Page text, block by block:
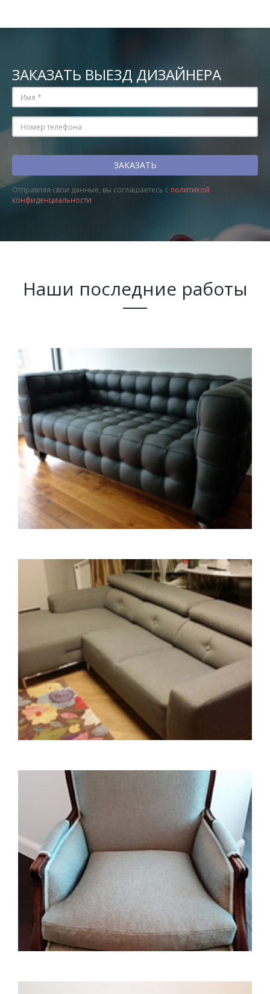
ЗАКАЗАТЬ ВЫЕЗД ДИЗАЙНЕРА
Отправляя свои данные, вы соглашаетесь с политикой
конфиденциальности
Наши последние работы